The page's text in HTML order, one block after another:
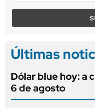
Últimas
Dólar blue hoy: a
6 de agosto